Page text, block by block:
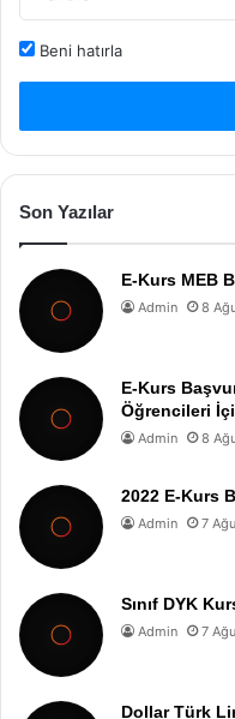
Beni hatırla
Son Yazılar
E-Kurs MEB
Admin 8
E-Kurs
Öğrencileri
Admin 8
2022 E-Kurs
Admin 7
Sınıf DYK
Admin 7
Dollar Türk